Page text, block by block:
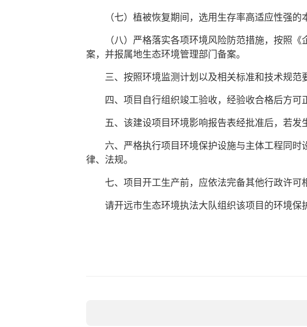
（七）植被恢复期间，选用生存率高适应性强的本
（八）严格落实各项环境风险防范措施，按照《
案，并报属地生态环境管理部门备案。
三、按照环境监测计划以及相关标准和技术规范
四、项目自行组织竣工验收，经验收合格后方可
五、该建设项目环境影响报告表经批准后，若发
六、严格执行项目环境保护设施与主体工程同时
律、法规。
七、项目开工生产前，应依法完备其他行政许可
请开远市生态环境执法大队组织该项目的环境保
红